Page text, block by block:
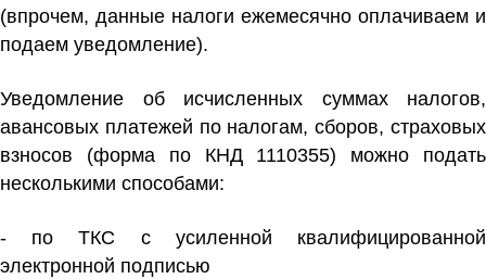
(впрочем, данные налоги ежемесячно оплачиваем и
подаем уведомление).
Уведомление об исчисленных суммах налогов,
авансовых платежей по налогам, сборов, страховых
взносов (форма по КНД 1110355) можно подать
несколькими способами:
- по ТКС с усиленной квалифицированной
электронной подписью